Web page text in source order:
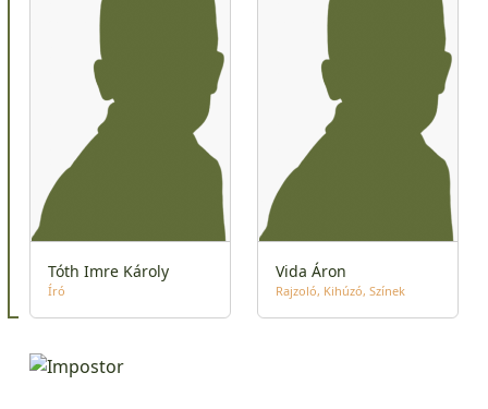
Tóth Imre Károly
Író
Vida Áron
Rajzoló Kihúzó Színek